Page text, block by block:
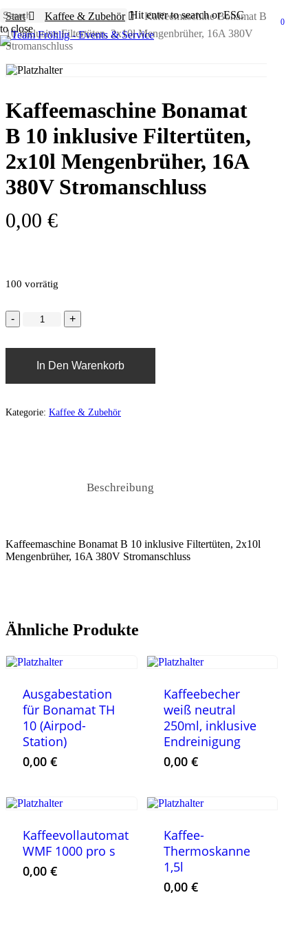
Skip
to
main
content
Hit enter to search or ESC
to close
Close
Search
0
Menu
Start Kaffee & Zubehör
Kaffeemaschine Bonamat B
10 inklusive Filtertüten, 2x10l Mengenbrüher, 16A 380V
Stromanschluss
Kaffeemaschine Bonamat
B 10 inklusive Filtertüten,
2x10l Mengenbrüher, 16A
380V Stromanschluss
0,00 €
100 vorrätig
In Den Warenkorb
Kategorie: Kaffee & Zubehör
Beschreibung
Kaffeemaschine Bonamat B 10 inklusive Filtertüten, 2x10l
Mengenbrüher, 16A 380V Stromanschluss
Ähnliche Produkte
Ausgabestation
für Bonamat TH
10 (Airpod-
Station)
0,00 €
Kaffeebecher
weiß neutral
250ml, inklusive
Endreinigung
0,00 €
Kaffeevollautomat
WMF 1000 pro s
0,00 €
Kaffee-
Thermoskanne
1,5l
0,00 €